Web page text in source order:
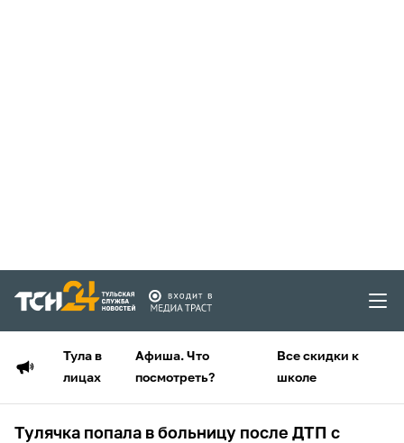
Тула в
лицах
Афиша. Что
посмотреть?
Все скидки к
школе
Тулячка попала в больницу после ДТП с